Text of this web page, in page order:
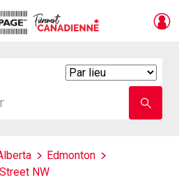
nom
Edmonton
NW